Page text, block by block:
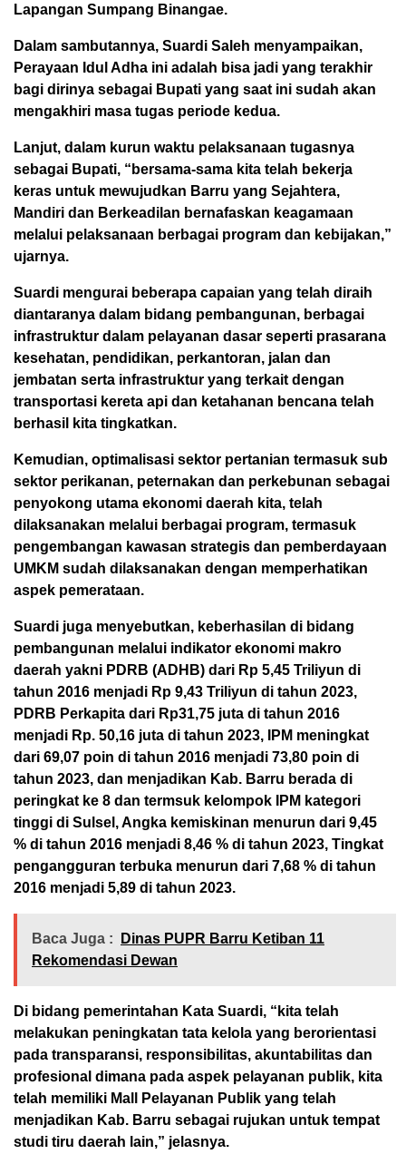
Lapangan Sumpang Binangae.
Dalam sambutannya, Suardi Saleh menyampaikan,
Perayaan Idul Adha ini adalah bisa jadi yang terakhir
bagi dirinya sebagai Bupati yang saat ini sudah akan
mengakhiri masa tugas periode kedua.
Lanjut, dalam kurun waktu pelaksanaan tugasnya
sebagai Bupati, “bersama-sama kita telah bekerja
keras untuk mewujudkan Barru yang Sejahtera,
Mandiri dan Berkeadilan bernafaskan keagamaan
melalui pelaksanaan berbagai program dan kebijakan,”
ujarnya.
Suardi mengurai beberapa capaian yang telah diraih
diantaranya dalam bidang pembangunan, berbagai
infrastruktur dalam pelayanan dasar seperti prasarana
kesehatan, pendidikan, perkantoran, jalan dan
jembatan serta infrastruktur yang terkait dengan
transportasi kereta api dan ketahanan bencana telah
berhasil kita tingkatkan.
Kemudian, optimalisasi sektor pertanian termasuk sub
sektor perikanan, peternakan dan perkebunan sebagai
penyokong utama ekonomi daerah kita, telah
dilaksanakan melalui berbagai program, termasuk
pengembangan kawasan strategis dan pemberdayaan
UMKM sudah dilaksanakan dengan memperhatikan
aspek pemerataan.
Suardi juga menyebutkan, keberhasilan di bidang
pembangunan melalui indikator ekonomi makro
daerah yakni PDRB (ADHB) dari Rp 5,45 Triliyun di
tahun 2016 menjadi Rp 9,43 Triliyun di tahun 2023,
PDRB Perkapita dari Rp31,75 juta di tahun 2016
menjadi Rp. 50,16 juta di tahun 2023, IPM meningkat
dari 69,07 poin di tahun 2016 menjadi 73,80 poin di
tahun 2023, dan menjadikan Kab. Barru berada di
peringkat ke 8 dan termsuk kelompok IPM kategori
tinggi di Sulsel, Angka kemiskinan menurun dari 9,45
% di tahun 2016 menjadi 8,46 % di tahun 2023, Tingkat
pengangguran terbuka menurun dari 7,68 % di tahun
2016 menjadi 5,89 di tahun 2023.
Baca Juga :
Dinas PUPR Barru Ketiban 11
Rekomendasi Dewan
Di bidang pemerintahan Kata Suardi, “kita telah
melakukan peningkatan tata kelola yang berorientasi
pada transparansi, responsibilitas, akuntabilitas dan
profesional dimana pada aspek pelayanan publik, kita
telah memiliki Mall Pelayanan Publik yang telah
menjadikan Kab. Barru sebagai rujukan untuk tempat
studi tiru daerah lain,” jelasnya.